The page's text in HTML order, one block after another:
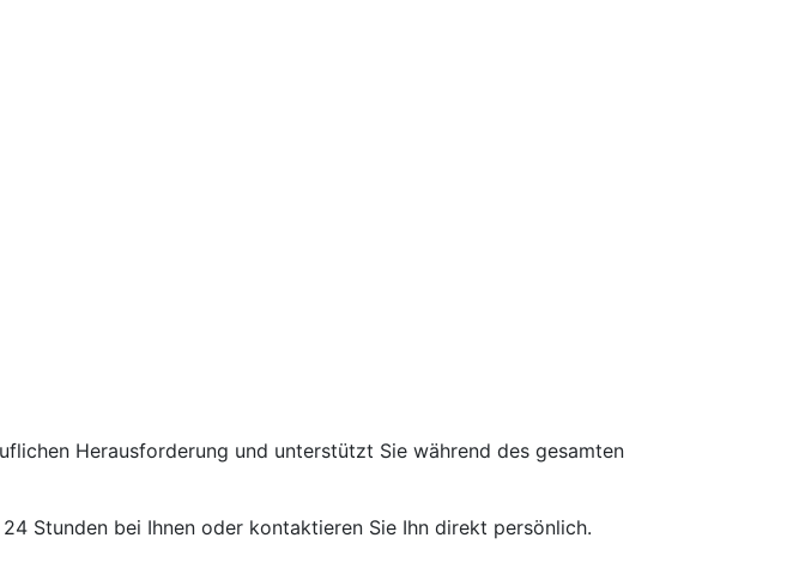
Herausforderung und unterstützt Sie während des gesamten
Stunden bei Ihnen oder kontaktieren Sie Ihn direkt persönlich.